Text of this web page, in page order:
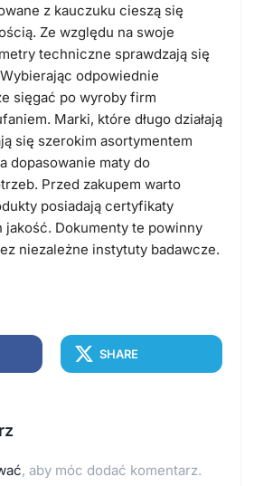
z kauczuku cieszą się
Ze względu na swoje
techniczne sprawdzają się
odpowiednie
sięgać po wyroby firm
Marki, które długo działają
się szerokim asortymentem
dopasowanie maty do
Przed zakupem warto
posiadają certyfikaty
Dokumenty te powinny
niezależne instytuty badawcze.
SHARE
, aby móc dodać komentarz.